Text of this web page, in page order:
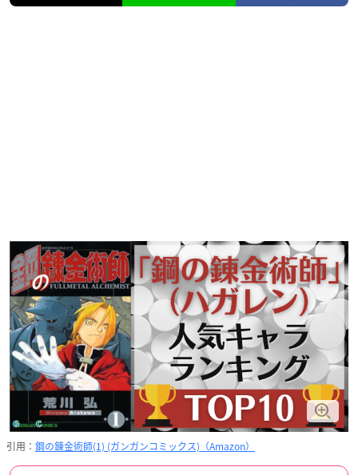
引用： 鋼の錬金術師(1) (ガンガンコミックス)（Amazon）